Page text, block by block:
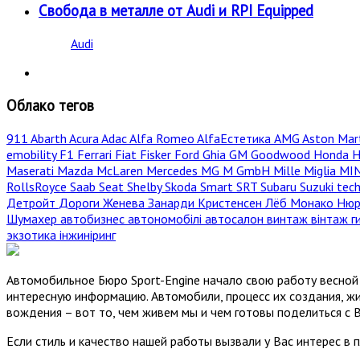
Свобода в металле от Audi и RPI Equipped
Audi
Облако тегов
911 Abarth Acura AdacAlfa Romeo AlfaЕстетика AMG Aston
emobilityF1 Ferrari Fiat Fisker Ford Ghia GM Goodwood Honda
Maserati Mazda McLaren Mercedes MG M GmbH Mille Miglia
RollsRoyce Saab Seat ShelbySkoda Smart SRT Subaru Suzuki
Детройт Дороги Женева Занарди Кристенсен Лёб Монако
Шумахер автобизнес автономобілі автосалон винтаж вінтаж
экзотика інжиніринг
Автомобильное Бюро Sport-Engine начало свою работу
интересную информацию. Автомобили, процесс их создания,
вождения – вот то, чем живем мы и чем готовы поделиться с
Если стиль и качество нашей работы вызвали у Вас интерес в